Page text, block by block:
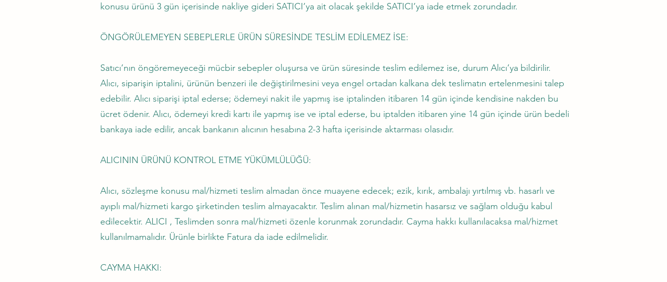
konusu ürünü 3 gün içerisinde nakliye gideri SATICI’ya ait olacak şekilde SATICI’ya iade etmek zorundadır.
ÖNGÖRÜLEMEYEN SEBEPLERLE ÜRÜN SÜRESİNDE TESLİM EDİLEMEZ İSE:
Satıcı’nın öngöremeyeceği mücbir sebepler oluşursa ve ürün süresinde teslim edilemez ise, durum Alıcı’ya bildirilir.
Alıcı, siparişin iptalini, ürünün benzeri ile değiştirilmesini veya engel ortadan kalkana dek teslimatın ertelenmesini talep
edebilir. Alıcı siparişi iptal ederse; ödemeyi nakit ile yapmış ise iptalinden itibaren 14 gün içinde kendisine nakden bu
ücret ödenir. Alıcı, ödemeyi kredi kartı ile yapmış ise ve iptal ederse, bu iptalden itibaren yine 14 gün içinde ürün bedeli
bankaya iade edilir, ancak bankanın alıcının hesabına 2-3 hafta içerisinde aktarması olasıdır.
ALICININ ÜRÜNÜ KONTROL ETME YÜKÜMLÜLÜĞÜ:
Alıcı, sözleşme konusu mal/hizmeti teslim almadan önce muayene edecek; ezik, kırık, ambalajı yırtılmış vb. hasarlı ve
ayıplı mal/hizmeti kargo şirketinden teslim almayacaktır. Teslim alınan mal/hizmetin hasarsız ve sağlam olduğu kabul
edilecektir. ALICI , Teslimden sonra mal/hizmeti özenle korunmak zorundadır. Cayma hakkı kullanılacaksa mal/hizmet
kullanılmamalıdır. Ürünle birlikte Fatura da iade edilmelidir.
CAYMA HAKKI: